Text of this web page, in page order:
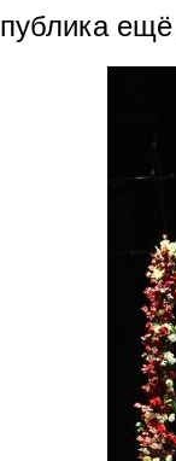
публика ещё